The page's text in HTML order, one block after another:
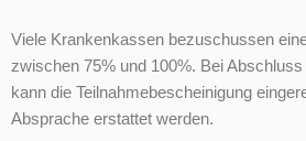
Viele Krankenkassen bezuschussen
zwischen 75% und 100%. Bei
kann die Teilnahmebescheinigung
Absprache erstattet werden.